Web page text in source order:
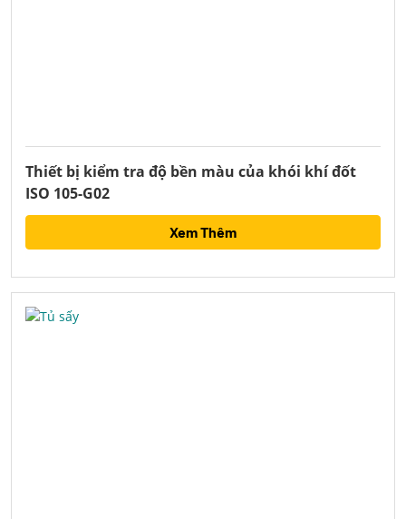
Thiết bị kiểm tra độ bền màu của khói khí đốt
ISO 105-G02
Xem Thêm